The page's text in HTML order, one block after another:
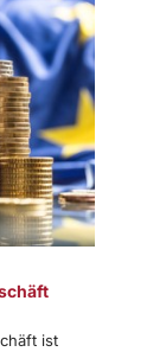
ist